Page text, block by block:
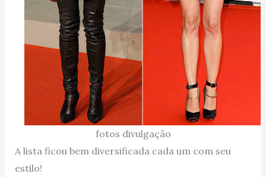
fotos divulgação
A lista ficou bem diversificada cada um com seu
estilo!